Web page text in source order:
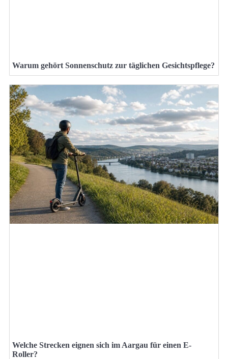
Warum gehört Sonnenschutz zur täglichen Gesichtspflege?
Welche Strecken eignen sich im Aargau für einen E-
Roller?